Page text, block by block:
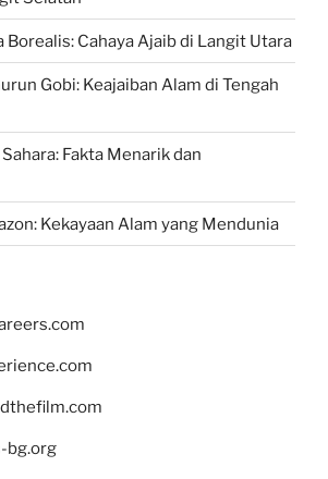
Borealis: Cahaya Ajaib di Langit Utara
Gobi: Keajaiban Alam di Tengah
Fakta Menarik dan
Kekayaan Alam yang Mendunia
bg.org